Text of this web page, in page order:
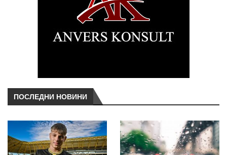
ПОСЛЕДНИ НОВИНИ